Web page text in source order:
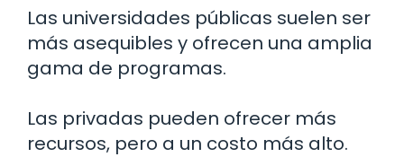
Las universidades públicas suelen ser
más asequibles y ofrecen una amplia
gama de programas.
Las privadas pueden ofrecer más
recursos, pero a un costo más alto.